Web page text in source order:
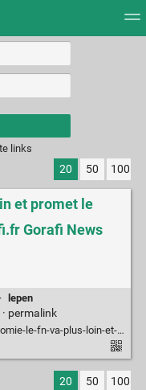
links
20 50 100
et promet le
Gorafi News
· lepen
permalink
et-promet-le-retour-du-sesterce/
20 50 100